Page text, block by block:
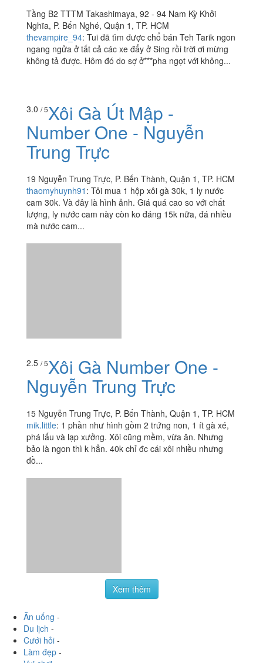
Tầng B2 TTTM Takashimaya, 92 - 94 Nam Kỳ Khởi
Nghĩa, P. Bến Nghé, Quận 1, TP. HCM
thevampire_94: Tui đã tìm được chổ bán Teh Tarik ngon
ngang ngửa ở tất cả các xe đẩy ở Sing rồi trời ơi mừng
không tả được. Hôm đó do sợ ở***pha ngọt với không...
3.0 / 5Xôi Gà Út Mập -
Number One - Nguyễn
Trung Trực
19 Nguyễn Trung Trực, P. Bến Thành, Quận 1, TP. HCM
2.5/ 5Xôi Gà Number One -
Nguyễn Trung Trực
15 Nguyễn Trung Trực, P. Bến Thành, Quận 1, TP. HCM